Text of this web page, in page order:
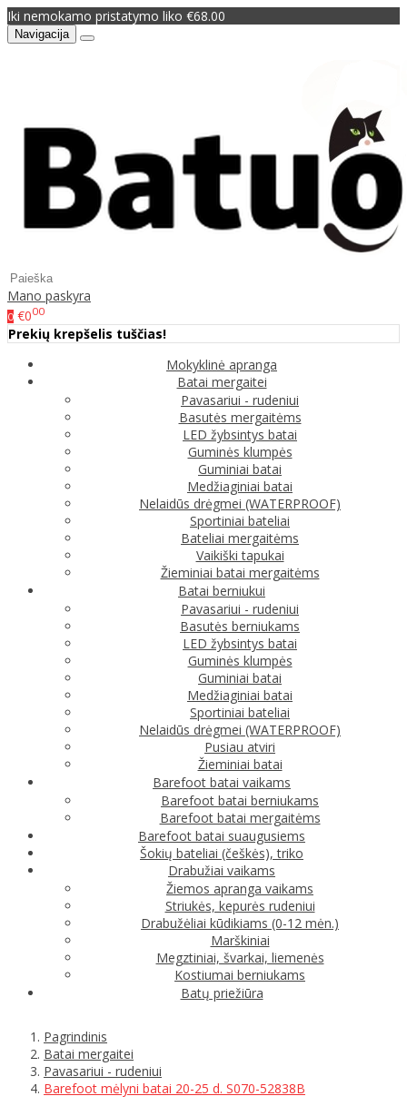
Iki nemokamo pristatymo liko €68.00
Navigacija
Mano paskyra
0 €000
Prekių krepšelis tuščias!
Mokyklinė apranga
Batai mergaitei
Pavasariui - rudeniui
Basutės mergaitėms
LED žybsintys batai
Guminės klumpės
Guminiai batai
Medžiaginiai batai
Nelaidūs drėgmei (WATERPROOF)
Sportiniai bateliai
Bateliai mergaitėms
Vaikiški tapukai
Žieminiai batai mergaitėms
Batai berniukui
Pavasariui - rudeniui
Basutės berniukams
LED žybsintys batai
Guminės klumpės
Guminiai batai
Medžiaginiai batai
Sportiniai bateliai
Nelaidūs drėgmei (WATERPROOF)
Pusiau atviri
Žieminiai batai
Barefoot batai vaikams
Barefoot batai berniukams
Barefoot batai mergaitėms
Barefoot batai suaugusiems
Šokių bateliai (češkės), triko
Drabužiai vaikams
Žiemos apranga vaikams
Striukės, kepurės rudeniui
Drabužėliai kūdikiams (0-12 mėn.)
Marškiniai
Megztiniai, švarkai, liemenės
Kostiumai berniukams
Batų priežiūra
Pagrindinis
Batai mergaitei
Pavasariui - rudeniui
Barefoot mėlyni batai 20-25 d. S070-52838B